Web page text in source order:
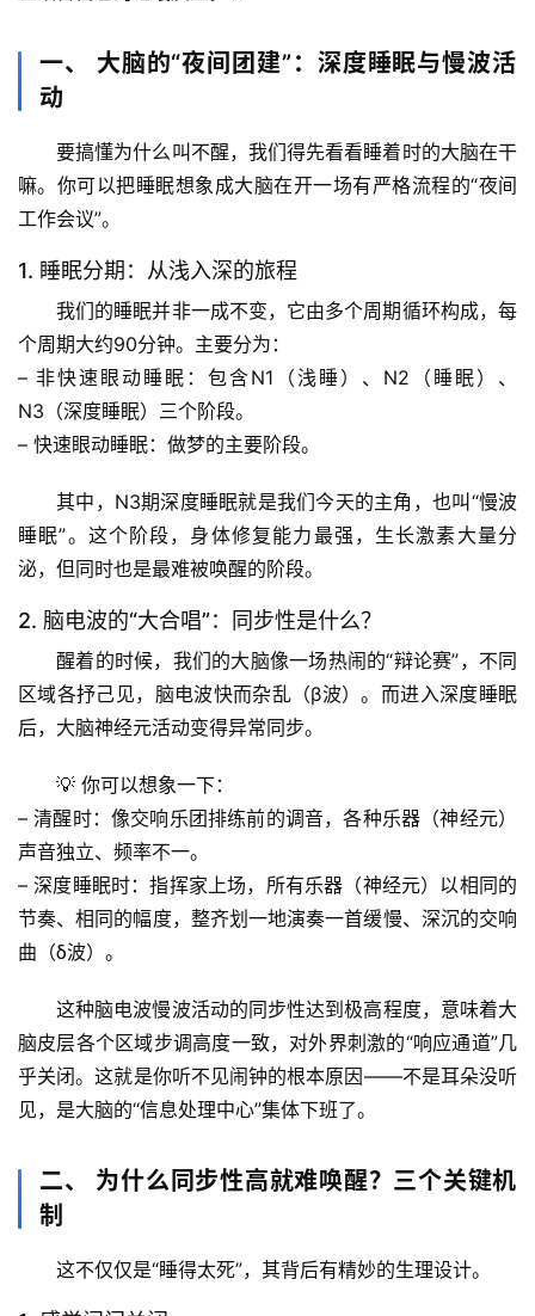
一、 大脑的“夜间团建”：深度睡眠与慢波活
动
要搞懂为什么叫不醒，我们得先看看睡着时的大脑在干
嘛。你可以把睡眠想象成大脑在开一场有严格流程的“夜间
工作会议”。
1. 睡眠分期：从浅入深的旅程
我们的睡眠并非一成不变，它由多个周期循环构成，每
个周期大约90分钟。主要分为：
– 非快速眼动睡眠 ：包含N1（浅睡）、N2（睡眠）、
N3（深度睡眠）三个阶段。
– 快速眼动睡眠：做梦的主要阶段。
其中， N3期深度睡眠就是我们今天的主角，也叫“慢波
睡眠”。这个阶段，身体修复能力最强，生长激素大量分
泌，但同时也是最难被唤醒的阶段。
2. 脑电波的“大合唱”：同步性是什么？
醒着的时候，我们的大脑像一场热闹的“辩论赛”，不同
区域各抒己见，脑电波快而杂乱（β波）。而进入深度睡眠
后，大脑神经元活动变得异常同步。
💡 你可以想象一下：
– 清醒时：像交响乐团排练前的调音，各种乐器（神经元）
声音独立、频率不一。
– 深度睡眠时：指挥家上场，所有乐器（神经元）以相同的
节奏、相同的幅度，整齐划一地演奏一首缓慢、深沉的交响
曲（δ波）。
这种脑电波慢波活动的同步性达到极高程度，意味着大
脑皮层各个区域步调高度一致，对外界刺激的“响应通道”几
乎关闭。这就是你听不见闹钟的根本原因——不是耳朵没听
见，是大脑的“信息处理中心”集体下班了。
二、 为什么同步性高就难唤醒？三个关键机
制
这不仅仅是“睡得太死”，其背后有精妙的生理设计。